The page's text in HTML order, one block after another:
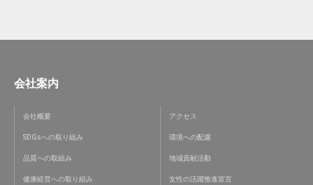
会社案内
会社概要 アクセス
SDGsへの取り組み 環境への配慮
品質への取組み 地域貢献活動
健康経営への取り組み 女性の活躍推進宣言